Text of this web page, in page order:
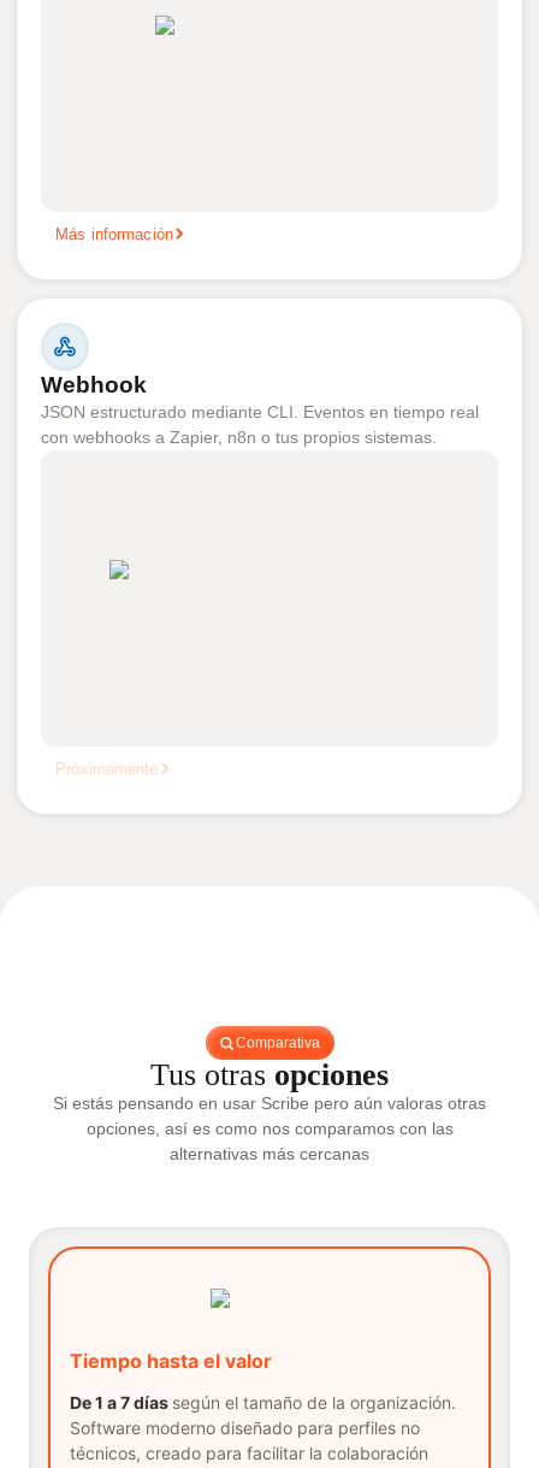
Más información
Webhook
JSON estructurado mediante CLI. Eventos en tiempo real
con webhooks a Zapier, n8n o tus propios sistemas.
Próximamente
Comparativa
Tus otras opciones
Si estás pensando en usar Scribe pero aún valoras otras
opciones, así es como nos comparamos con las
alternativas más cercanas
Tiempo hasta el valor
De 1 a 7 días según el tamaño de la organización.
Software moderno diseñado para perfiles no
técnicos, creado para facilitar la colaboración